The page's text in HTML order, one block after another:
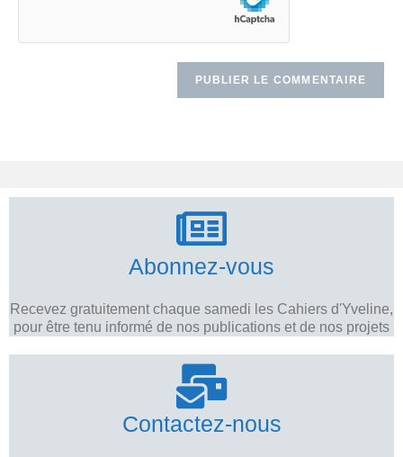
Abonnez-vous
Recevez gratuitement chaque samedi les Cahiers d'Yveline,
pour être tenu informé de nos publications et de nos projets
Contactez-nous